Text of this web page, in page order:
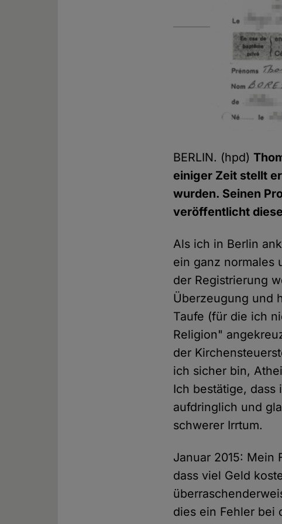
BERLIN. (hpd)
einiger Zeit stellt
wurden. Seinen
veröffentlicht
Als ich in Berlin
ein ganz normales
der Registrierung
Überzeugung und
Taufe (für die ich
Religion"
der
ich sicher bin,
Ich bestätige, dass
aufdringlich und
schwerer Irrtum.
Januar 2015: Mein
dass viel Geld
dies ein Fehler bei